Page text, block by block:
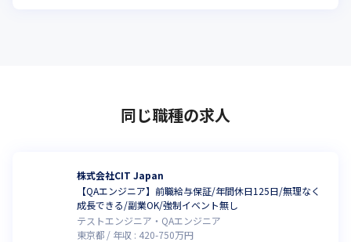
同じ職種の求人
株式会社CIT Japan
【QAエンジニア】前職給与保証/年間休日125日/無理なく
成長できる/副業OK/強制イベント無し
テストエンジニア・QAエンジニア
東京都
年収 : 420-750万円